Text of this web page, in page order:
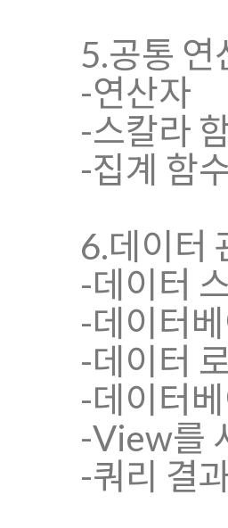
5.공통 연
-연산자
-스칼라
-집계 함
6.데이터
-데이터
-데이터
-데이터
-데이터
-View를
-쿼리 결